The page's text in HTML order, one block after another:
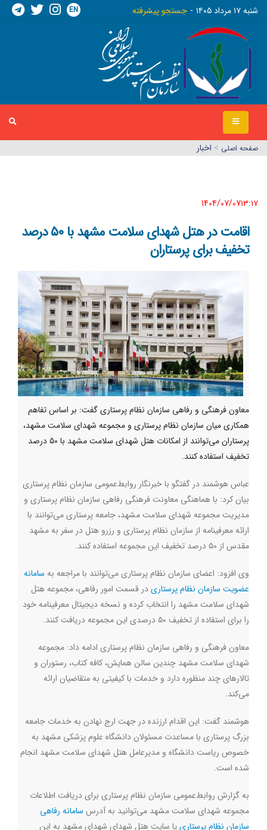
شنبه ١٧ مرداد ١٤٠٥ جستجو پیشرفته EN
صفحه اصلي > اخبار
1404/07/07١٣:١٧
اقامت در هتل شهدای سلامت مشهد با ۵۰ درصد
تخفیف برای پرستاران
معاون فرهنگی و رفاهی سازمان نظام پرستاری گفت: بر اساس تفاهم
همکاری میان سازمان نظام پرستاری و مجموعه شهدای سلامت مشهد،
پرستاران می‌توانند از امکانات هتل شهدای سلامت مشهد با ۵۰ درصد
تخفیف استفاده کنند.
عباس هوشمند در گفتگو با خبرنگار روابط‌عمومی سازمان نظام پرستاری
بیان کرد: با هماهنگی معاونت فرهنگی رفاهی سازمان نظام پرستاری و
مدیریت مجموعه شهدای سلامت مشهد، جامعه پرستاری می‌توانند با
ارائه معرفینامه از سازمان نظام پرستاری و رزرو هتل در سفر به مشهد
مقدس از ۵۰ درصد تخفیف این مجموعه استفاده کنند.
وی افزود: اعضای سازمان نظام پرستاری می‌توانند با مراجعه به سامانه
عضویت سازمان نظام پرستاریدر قسمت امور رفاهی، مجموعه هتل
شهدای سلامت مشهد را انتخاب کرده و نسخه دیجیتال معرفینامه خود
را برای استفاده از تخفیف ۵۰ درصدی این مجموعه دریافت کنند.
معاون فرهنگی و رفاهی سازمان نظام پرستاری ادامه داد: مجموعه
شهدای سلامت مشهد چندین سالن همایش، کافه کتاب، رستوران و
تالارهای چند منظوره دارد و خدمات با کیفیتی به متقاضیان ارائه
می‌کند.
هوشمند گفت: این اقدام ارزنده در جهت ارج نهادن به خدمات جامعه
بزرگ پرستاری با مساعدت مسئولان دانشگاه علوم پزشکی مشهد به
خصوص ریاست دانشگاه و مدیرعامل هتل شهدای سلامت مشهد انجام
شده است.
به‌ گزارش روابط‌عمومی سازمان نظام پرستاری برای دریافت اطلاعات
مجموعه شهدای سلامت مشهد می‌توانید به آدرس سامانه رفاهی
سازمان نظام پرستارییا سایت هتل شهدای شهدای مشهد به این